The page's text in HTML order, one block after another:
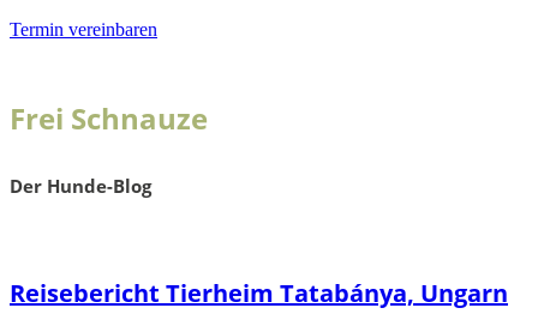
Termin vereinbaren
Frei Schnauze
Der Hunde-Blog
Reisebericht Tierheim Tatabánya, Ungarn